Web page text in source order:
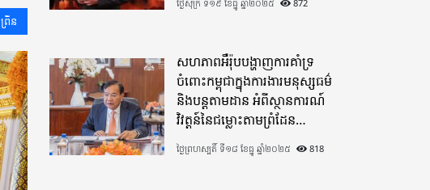
ព្រីន
ថ្ងៃសុក្រ ទី១៩ ខែធ្នូ ឆ្នាំ២០២៥ 872
សហភាពអឺរ៉ុបបង្ហាញការគាំទ្រ
ចំពោះកម្ពុជាក្នុងការងារមនុស្សធម៌
និងបន្តតាមដាន អំពីស្ថានការណ៍
វិវត្តន៍នៃជម្លោះតាមព្រំដែន
ដោយយកចិត្តទុកដាក់ខ្ពស់
ថ្ងៃព្រហស្បតិ៍ ទី១៨ ខែធ្នូ ឆ្នាំ២០២៥ 818